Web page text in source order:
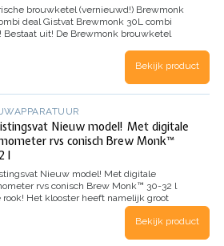
brouwketel (vernieuwd!) Brewmonk
deal Gistvat Brewmonk 30L combi
Bestaat uit! De Brewmonk brouwketel
ketel. Hierdoor heeft u een
Bekijk product
Nieuw model! Met digitale
rvs conisch Brew Monk™
l
Nieuw model! Met digitale
rvs conisch Brew Monk™ 30-32 l
Het klooster heeft namelijk groot
voor zijn dierbare Brew Monk adepten en
Vader abt en zijn apostelen stellen
trots hun 30 l vergistingsvat voor,
Bekijk product